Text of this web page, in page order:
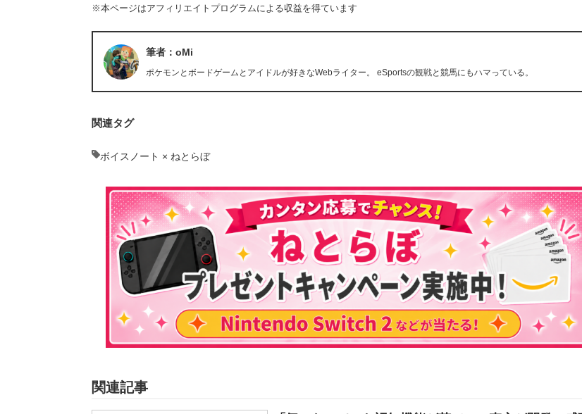
※本ページはアフィリエイトプログラムによる収益を得ています
筆者：oMi
ポケモンとボードゲームとアイドルが好きなWebライター。 eSportsの観戦と競馬にもハマっている。
関連タグ
ボイスノート × ねとらぼ
関連記事